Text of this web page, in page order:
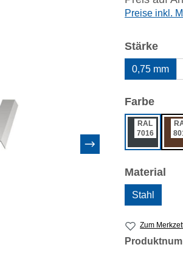
Preise inkl.
Stärke
0,75 mm
Farbe
RAL
7016
Material
Stahl
Zum